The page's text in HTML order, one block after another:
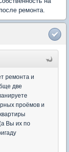
ремонта.
ремонта и
две
проёмов и
Вы их по